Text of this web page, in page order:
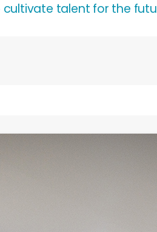
talent for the